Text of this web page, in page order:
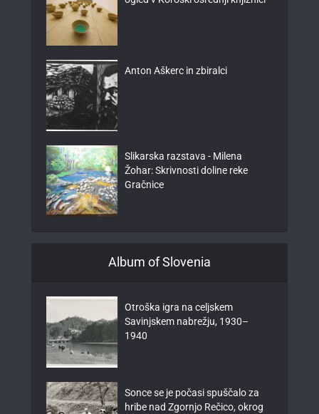
Anton Aškerc in zbiralci
Slikarska razstava - Milena
Žohar: Skrivnosti doline reke
Gračnice
Album of Slovenia
Otroška igra na celjskem
Savinjskem nabrežju, 1930–
1940
Sonce se je počasi spuščalo za
hribe nad Zgornjo Rečico, okrog